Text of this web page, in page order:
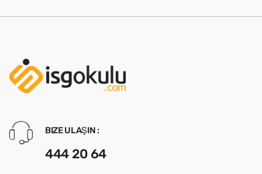
BIZE ULAŞIN :
444 20 64